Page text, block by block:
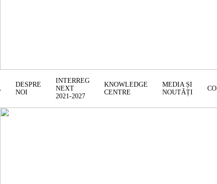
DESPRE
NOI
INTERREG
NEXT
2021-2027
KNOWLEDGE
CENTRE
MEDIA ȘI
NOUTĂȚI